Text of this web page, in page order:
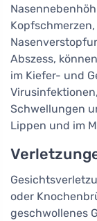
Abszess,
im Kiefer- und
Schwellungen
Lippen und im
oder
geschwollenes